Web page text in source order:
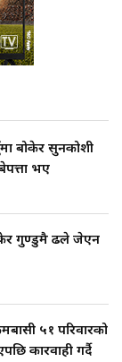
बोकेर सुनकोशी
भए
गुण्डुमै ढले जेएन
५१ परिवारको
कारवाही गर्दै